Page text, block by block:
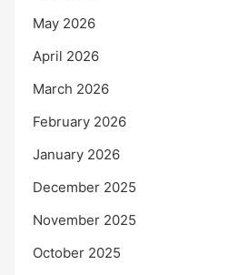
May 2026
April 2026
March 2026
February 2026
January 2026
December 2025
November 2025
October 2025